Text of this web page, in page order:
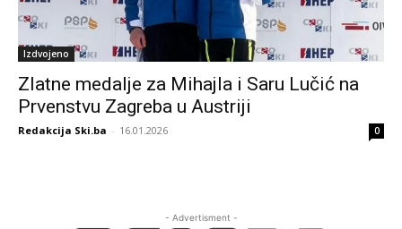
Izdvojeno
Zlatne medalje za Mihajla i Saru Lučić na
Prvenstvu Zagreba u Austriji
Redakcija Ski.ba - 16.01.2026 0
- Advertisment -